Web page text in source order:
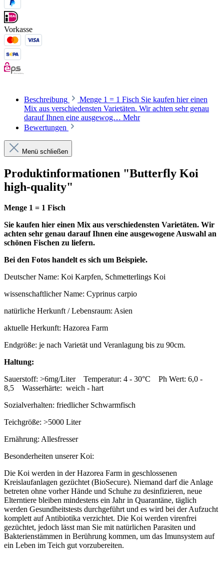
Vorkasse
Beschreibung
Menge 1 = 1 Fisch Sie kaufen hier einen
Mix aus verschiedensten Varietäten. Wir achten sehr genau
darauf Ihnen eine ausgewog… Mehr
Bewertungen
Menü schließen
Produktinformationen "Butterfly Koi
high-quality"
Menge 1 = 1 Fisch
Sie kaufen hier einen Mix aus verschiedensten Varietäten. Wir
achten sehr genau darauf Ihnen eine ausgewogene Auswahl an
schönen Fischen zu liefern.
Bei den Fotos handelt es sich um Beispiele.
Deutscher Name: Koi Karpfen, Schmetterlings Koi
wissenschaftlicher Name: Cyprinus carpio
natürliche Herkunft / Lebensraum: Asien
aktuelle Herkunft: Hazorea Farm
Endgröße: je nach Varietät und Veranlagung bis zu 90cm.
Haltung:
Sauerstoff: >6mg/Liter Temperatur: 4 - 30°C Ph Wert: 6,0 -
8,5 Wasserhärte: weich - hart
Sozialverhalten: friedlicher Schwarmfisch
Teichgröße: >5000 Liter
Ernährung: Allesfresser
Besonderheiten unserer Koi:
Die Koi werden in der Hazorea Farm in geschlossenen
Kreislaufanlagen gezüchtet (BioSecure). Niemand darf die Anlage
betreten ohne vorher Hände und Schuhe zu desinfizieren, neue
Elterntiere bleiben mindestens ein Jahr in Quarantäne, täglich
werden Gesundheitstests durchgeführt und es wird bei der Aufzucht
komplett auf Antibiotika verzichtet. Die Koi werden virenfrei
gezüchtet, jedoch lässt man Sie mit natürlichen Parasiten und
Bakterienstämmen in Berührung kommen, um das Imunsystem auf
ein Leben im Teich gut vorzubereiten.